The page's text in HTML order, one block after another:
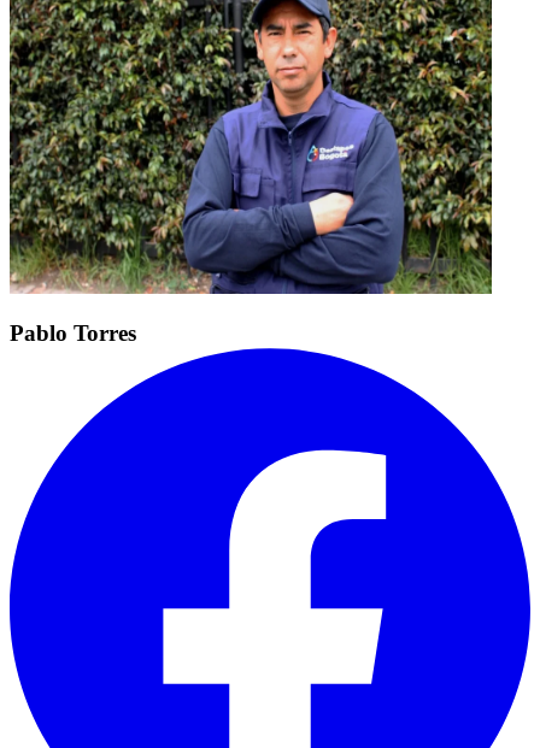
Pablo Torres